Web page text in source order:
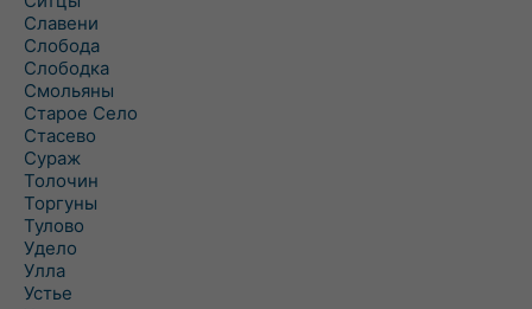
Славени
Слобода
Слободка
Смольяны
Старое Село
Стасево
Сураж
Толочин
Торгуны
Тулово
Удело
Улла
Устье